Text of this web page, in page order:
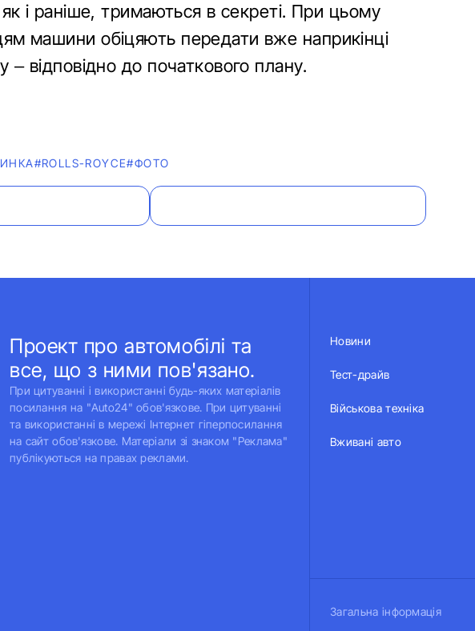
і раніше, тримаються в секреті. При цьому
машини обіцяють передати вже наприкінці
– відповідно до початкового плану.
#ROLLS-ROYCE#ФОТО
Проект про автомобілі та
все, що з ними пов'язано.
При цитуванні і використанні будь-яких матеріалів
посилання на "Auto24" обов'язкове. При цитуванні
та використанні в мережі Інтернет гіперпосилання
на сайт обов'язкове. Матеріали зі знаком "Реклама"
публікуються на правах реклами.
Новини
Тест-драйв
Військова техніка
Вживані авто
Загальна інформація